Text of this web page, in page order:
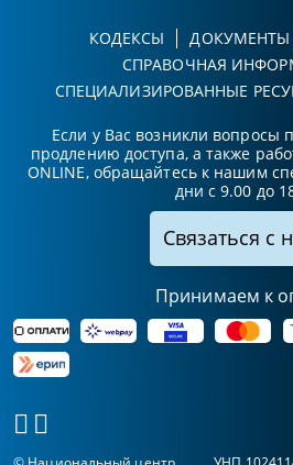
КОДЕКСЫ
СПРАВОЧНАЯ
СПЕЦИАЛИЗИРОВАННЫЕ
Если у Вас возникли вопросы
продлению доступа, а также
ONLINE, обращайтесь к нашим
дни с 9.00 до
Связаться с
Принимаем к